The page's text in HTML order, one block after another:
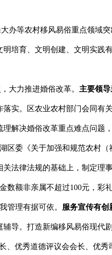
办等农村移风易俗重点领域
培育、文明创建、文明实践
大力推进婚俗改革。 主要领导
实。区农业农村部门会同有
解决婚俗改革重点难点问题
区委《关于加强和规范农村
法律法规的基础上，制定理
数额非亲属不超过100元，彩
管理有据可依。 服务宣传有创
辅导。打造新编移风易俗现代
、优秀道德评议会会长、优秀